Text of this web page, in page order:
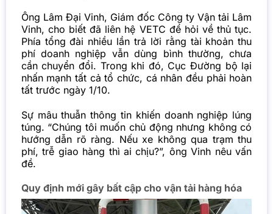
Ông Lâm Đại Vinh, Giám đốc Công ty Vận tải Lâm
Vinh, cho biết đã liên hệ VETC để hỏi về thủ tục.
Phía tổng đài nhiều lần trả lời rằng tài khoản thu
phí doanh nghiệp vẫn dùng bình thường, chưa
cần chuyển đổi. Trong khi đó, Cục Đường bộ lại
nhấn mạnh tất cả tổ chức, cá nhân đều phải hoàn
tất trước ngày 1/10.
Sự mâu thuẫn thông tin khiến doanh nghiệp lúng
túng. “Chúng tôi muốn chủ động nhưng không có
hướng dẫn rõ ràng. Nếu xe không qua trạm thu
phí, trễ giao hàng thì ai chịu?”, ông Vinh nêu vấn
đề.
Quy định mới gây bất cập cho vận tải hàng hóa